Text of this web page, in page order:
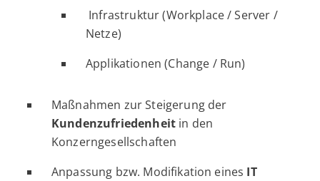
Infrastruktur (Workplace / Server /
Netze)
Applikationen (Change / Run)
Maßnahmen zur Steigerung der
Kundenzufriedenheit in den
Konzerngesellschaften
Anpassung bzw. Modifikation eines IT